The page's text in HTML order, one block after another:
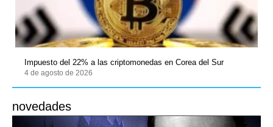
Impuesto del 22% a las criptomonedas en Corea del Sur
4 de agosto de 2026
novedades